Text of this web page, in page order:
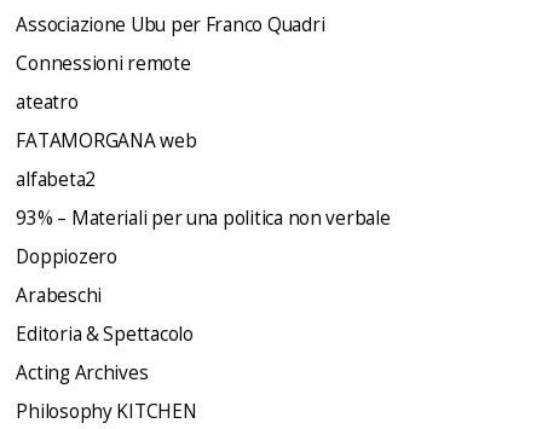
Associazione Ubu per Franco Quadri
Connessioni remote
ateatro
FATAMORGANA web
alfabeta2
93% – Materiali per una politica non verbale
Doppiozero
Arabeschi
Editoria & Spettacolo
Acting Archives
Philosophy KITCHEN